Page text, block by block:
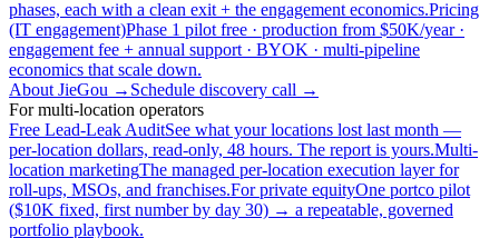
phases, each with a clean exit + the engagement economics.Pricing
(IT engagement)Phase 1 pilot free · production from $50K/year ·
engagement fee + annual support · BYOK · multi-pipeline
economics that scale down.
About JieGou → Schedule discovery call →
For multi-location operators
Free Lead-Leak AuditSee what your locations lost last month —
per-location dollars, read-only, 48 hours. The report is yours.Multi-
location marketingThe managed per-location execution layer for
roll-ups, MSOs, and franchises.For private equityOne portco pilot
($10K fixed, first number by day 30) → a repeatable, governed
portfolio playbook.